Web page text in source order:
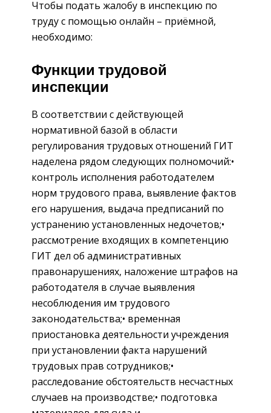
Чтобы подать жалобу в инспекцию по
труду с помощью онлайн – приёмной,
необходимо:
Функции трудовой
инспекции
В соответствии с действующей
нормативной базой в области
регулирования трудовых отношений ГИТ
наделена рядом следующих полномочий:•
контроль исполнения работодателем
норм трудового права, выявление фактов
его нарушения, выдача предписаний по
устранению установленных недочетов;•
рассмотрение входящих в компетенцию
ГИТ дел об административных
правонарушениях, наложение штрафов на
работодателя в случае выявления
несоблюдения им трудового
законодательства;• временная
приостановка деятельности учреждения
при установлении факта нарушений
трудовых прав сотрудников;•
расследование обстоятельств несчастных
случаев на производстве;• подготовка